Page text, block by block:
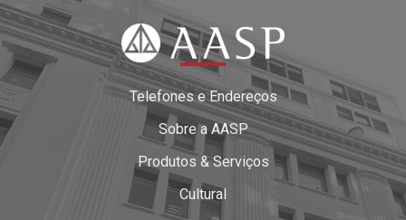
Telefones e Endereços
Sobre a AASP
Produtos & Serviços
Cultural